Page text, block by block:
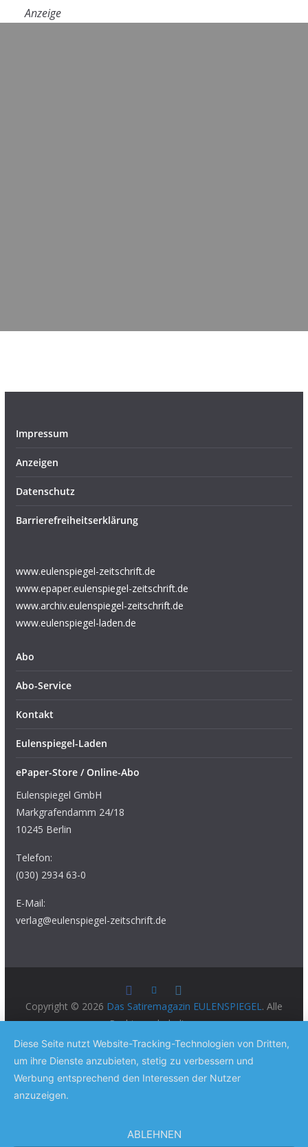
Anzeige
Impressum
Anzeigen
Datenschutz
Barrierefreiheitserklärung
www.eulenspiegel-zeitschrift.de
www.epaper.eulenspiegel-zeitschrift.de
www.archiv.eulenspiegel-zeitschrift.de
www.eulenspiegel-laden.de
Abo
Abo-Service
Kontakt
Eulenspiegel-Laden
ePaper-Store / Online-Abo
Eulenspiegel GmbH
Markgrafendamm 24/18
10245 Berlin
Telefon:
(030) 2934 63-0
E-Mail:
verlag@eulenspiegel-zeitschrift.de
Copyright © 2026 Das Satiremagazin EULENSPIEGEL. Alle
Rechte vorbehalten.
Theme:ColorMag Provon ThemeGrill. Präsentiert von
WordPress.
Diese Seite nutzt Website-Tracking-Technologien von Dritten,
um ihre Dienste anzubieten, stetig zu verbessern und
Werbung entsprechend den Interessen der Nutzer
anzuzeigen.
ABLEHNEN